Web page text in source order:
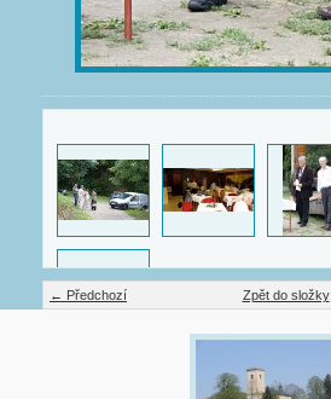
← Předchozí Zpět do složky